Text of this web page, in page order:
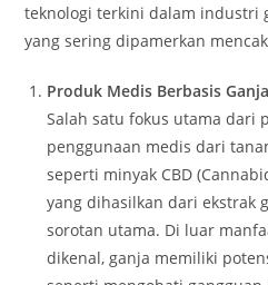
teknologi terkini dalam industri
yang sering dipamerkan
Produk Medis Berbasis Ganja
Salah satu fokus utama dari
penggunaan medis dari
seperti minyak CBD
yang dihasilkan dari ekstrak
sorotan utama. Di luar
dikenal, ganja memiliki